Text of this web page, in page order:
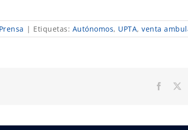
Prensa | Etiquetas: Autónomos, UPTA, venta